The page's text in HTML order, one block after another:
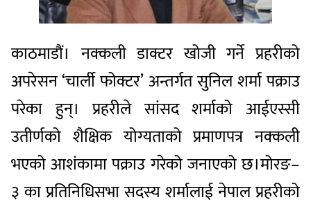
काठमाडौं। नक्कली डाक्टर खोजी गर्ने प्रहरीको
अपरेसन ‘चार्ली फोक्टर’ अन्तर्गत सुनिल शर्मा पक्राउ
परेका हुन्। प्रहरीले सांसद शर्माको आईएस्सी
उतीर्णको शैक्षिक योग्यताको प्रमाणपत्र नक्कली
भएको आशंकामा पक्राउ गरेको जनाएको छ।मोरङ–
३ का प्रतिनिधिसभा सदस्य शर्मालाई नेपाल प्रहरीको